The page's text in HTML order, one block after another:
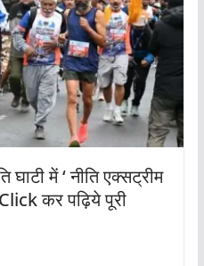
में ‘ नीति एक्सट्रीम
कर पढ़िये पूरी